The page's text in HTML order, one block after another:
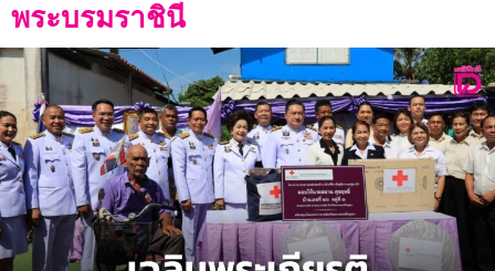
พระบรมราชินี